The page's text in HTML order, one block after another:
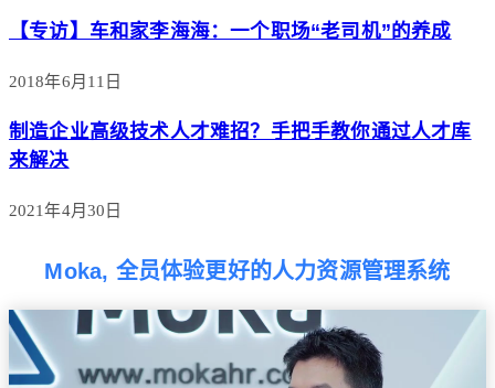
【专访】车和家李海海：一个职场“老司机”的养成
2018年6月11日
制造企业高级技术人才难招？手把手教你通过人才库
来解决
2021年4月30日
Moka, 全员体验更好的人力资源管理系统